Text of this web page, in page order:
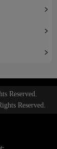
Reserved.
Reserved.